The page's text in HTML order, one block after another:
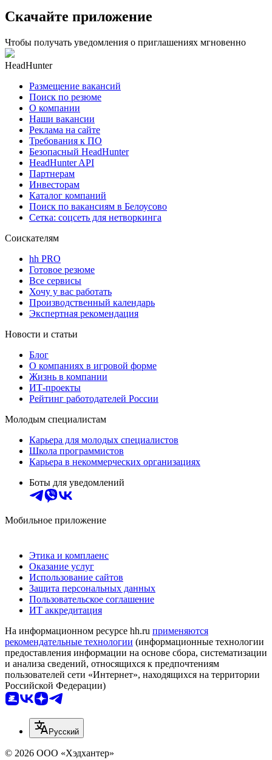
Скачайте приложение
Чтобы получать уведомления о приглашениях мгновенно
HeadHunter
Размещение вакансий
Поиск по резюме
О компании
Наши вакансии
Реклама на сайте
Требования к ПО
Безопасный HeadHunter
HeadHunter API
Партнерам
Инвесторам
Каталог компаний
Поиск по вакансиям в Белоусово
Сетка: соцсеть для нетворкинга
Соискателям
hh PRO
Готовое резюме
Все сервисы
Хочу у вас работать
Производственный календарь
Экспертная рекомендация
Новости и статьи
Блог
О компаниях в игровой форме
Жизнь в компании
ИТ-проекты
Рейтинг работодателей России
Молодым специалистам
Карьера для молодых специалистов
Школа программистов
Карьера в некоммерческих организациях
Боты для уведомлений
Мобильное приложение
Этика и комплаенс
Оказание услуг
Использование сайтов
Защита персональных данных
Пользовательское соглашение
ИТ аккредитация
На информационном ресурсе hh.ru применяются
рекомендательные технологии (информационные технологии
предоставления информации на основе сбора, систематизации
и анализа сведений, относящихся к предпочтениям
пользователей сети «Интернет», находящихся на территории
Российской Федерации)
Русский
© 2026 ООО «Хэдхантер»